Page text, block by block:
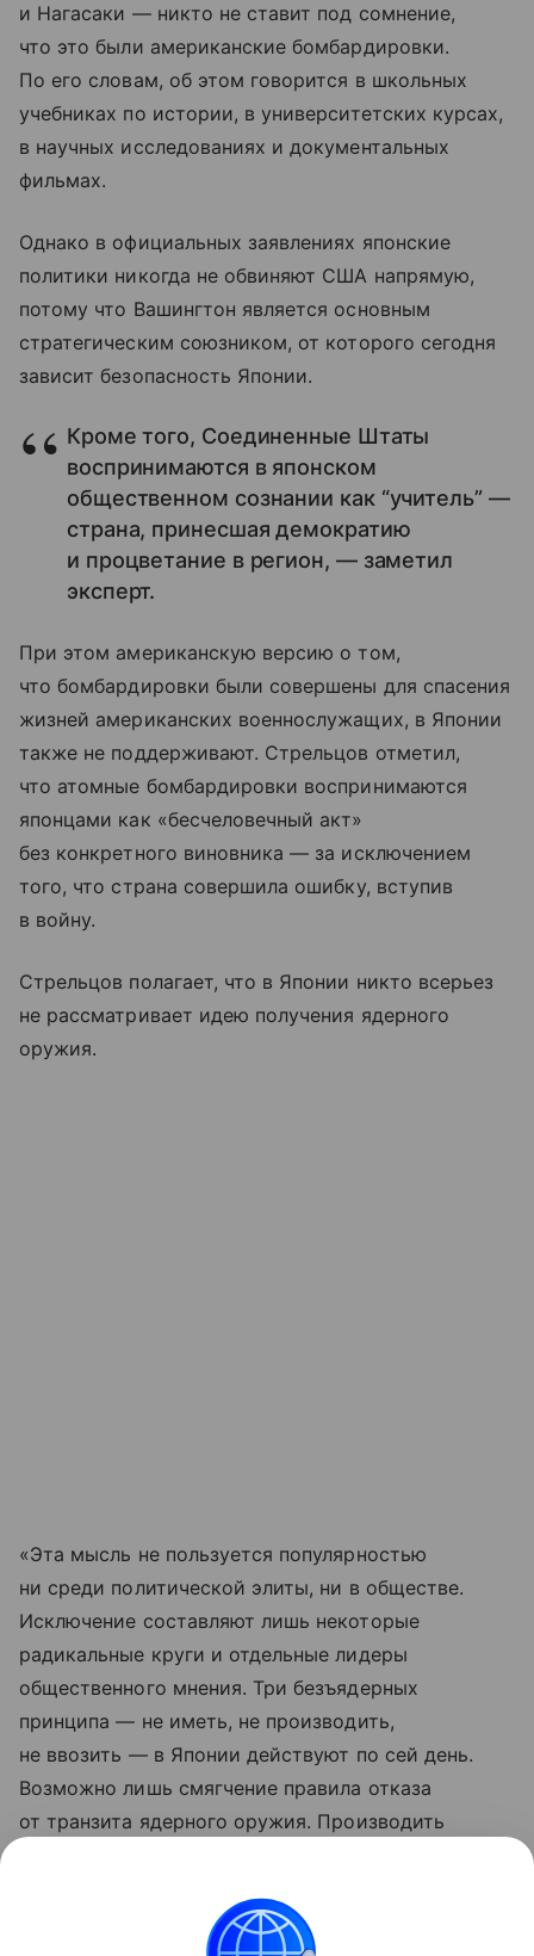
и Нагасаки — никто не ставит под сомнение,
что это были американские бомбардировки.
По его словам, об этом говорится в школьных
учебниках по истории, в университетских курсах,
в научных исследованиях и документальных
фильмах.
Однако в официальных заявлениях японские
политики никогда не обвиняют США напрямую,
потому что Вашингтон является основным
стратегическим союзником, от которого сегодня
зависит безопасность Японии.
Кроме того, Соединенные Штаты
воспринимаются в японском
общественном сознании как “учитель” —
страна, принесшая демократию
и процветание в регион, — заметил
эксперт.
При этом американскую версию о том,
что бомбардировки были совершены для спасения
жизней американских военнослужащих, в Японии
также не поддерживают. Стрельцов отметил,
что атомные бомбардировки воспринимаются
японцами как «бесчеловечный акт»
без конкретного виновника — за исключением
того, что страна совершила ошибку, вступив
в войну.
Стрельцов полагает, что в Японии никто всерьез
не рассматривает идею получения ядерного
оружия.
«Эта мысль не пользуется популярностью
ни среди политической элиты, ни в обществе.
Исключение составляют лишь некоторые
радикальные круги и отдельные лидеры
общественного мнения. Три безъядерных
принципа — не иметь, не производить,
не ввозить — в Японии действуют по сей день.
Возможно лишь смягчение правила отказа
от транзита ядерного оружия. Производить